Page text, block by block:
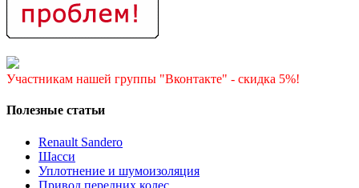
Участникам нашей группы "Вконтакте" - скидка 5%!
Полезные статьи
Renault Sandero
Шасси
Уплотнение и шумоизоляция
Привод передних колес